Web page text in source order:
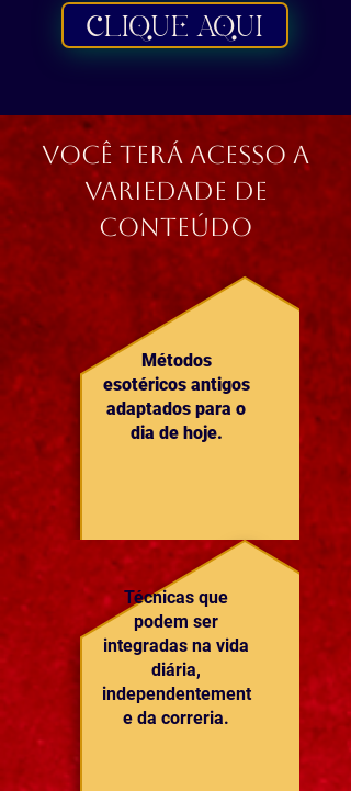
CLIQUE AQUI
Você terá Acesso a
Variedade de
Conteúdo
Métodos
esotéricos antigos
adaptados para o
dia de hoje.
Técnicas que
podem ser
integradas na vida
diária,
independentement
e da correria.